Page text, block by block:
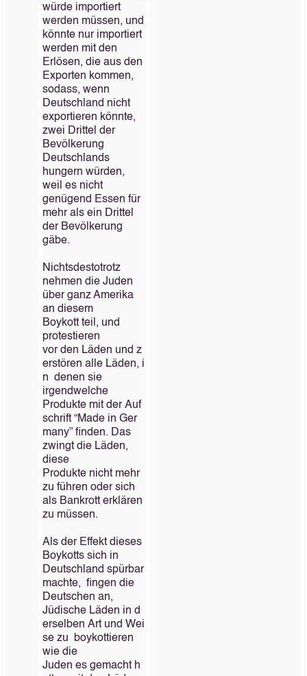
würde importiert
werden müssen, und
könnte nur importiert
werden mit den
Erlösen, die aus den
Exporten kommen,
sodass, wenn
Deutschland nicht
exportieren könnte,
zwei Drittel der
Bevölkerung
Deutschlands
hungern würden,
weil es nicht
genügend Essen für
mehr als ein Drittel
der Bevölkerung
gäbe.
Nichtsdestotrotz
nehmen die Juden
über ganz Amerika
an diesem
Boykott teil, und
protestieren
vor den Läden und z
erstören alle Läden, i
n denen sie
irgendwelche
Produkte mit der Auf
schrift “Made in Ger
many” finden. Das
zwingt die Läden,
diese
Produkte nicht mehr
zu führen oder sich
als Bankrott erklären
zu müssen.
Als der Effekt dieses
Boykotts sich in
Deutschland spürbar
machte, fingen die
Deutschen an,
Jüdische Läden in d
erselben Art und Wei
se zu boykottieren
wie die
Juden es gemacht h